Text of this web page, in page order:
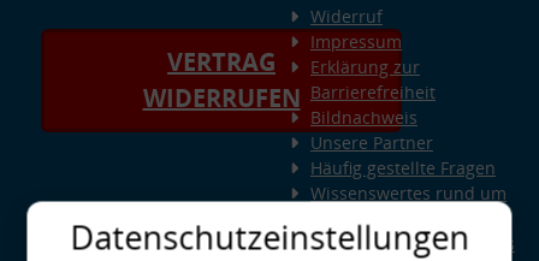
VERTRAG
WIDERRUFEN
Widerruf
Impressum
Erklärung zur
Barrierefreiheit
Bildnachweis
Unsere Partner
Häufig gestellte Fragen
Wissenswertes rund um
Querlenker
Wissenswertes rund ums
Datenschutzeinstellungen